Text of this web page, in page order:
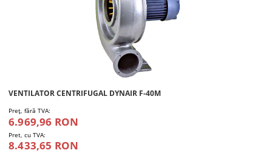
VENTILATOR CENTRIFUGAL DYNAIR F-40M
Preţ, fără TVA:
6.969,96 RON
Pret, cu TVA:
8.433,65 RON